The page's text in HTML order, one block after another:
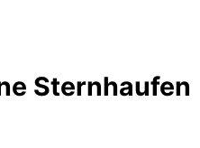
Sternhaufen